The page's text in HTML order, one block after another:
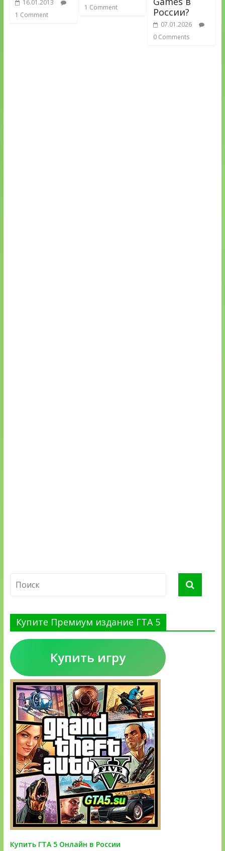
16.01.2013
1 Comment
1 Comment
России?
07.01.2026
0 Comments
Купите Премиум издание ГТА 5
Купить игру
Купить ГТА 5 Онлайн в России